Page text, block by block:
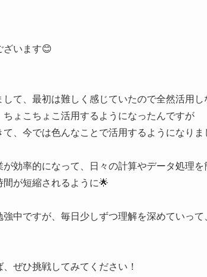
ざいます😊
て、最初は難しく感じていたので全然活用
ょこちょこ活用するようになったんですが
、今では色んなことで活用するようになりま
効率的になって、日々の計算やデータ処理を
が短縮されるように🌟
中ですが、毎日少しずつ理解を深めていっ
ぜひ挑戦してみてください！